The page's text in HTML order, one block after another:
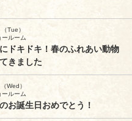
（Tue）
ールーム
ドキドキ！春のふれあい動物
きました
（Wed）
ールーム
お誕生日おめでとう！